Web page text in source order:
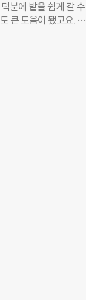
분에 밭을 쉽게 갈 수
큰 도움이 됐고요. 한